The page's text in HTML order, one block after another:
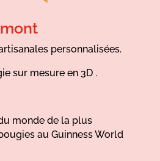
personnalisées.
sur mesure en 3D .
monde de la plus
au Guinness World